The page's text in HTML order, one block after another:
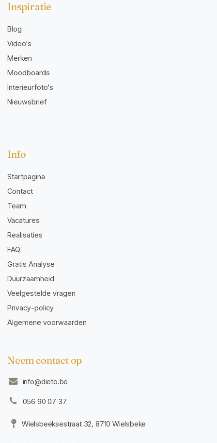
Inspiratie
Blog
Video's
Merken
Moodboards
Interieurfoto's
Nieuwsbrief
Info
Startpagina
Contact
Team
Vacatures
Realisaties
FAQ
Gratis Analyse
Duurzaamheid
Veelgestelde vragen
Privacy-policy
Algemene voorwaarden
Neem contact op
info@dieto.be
056 90 07 37
Wielsbeeksestraat 32, 8710 Wielsbeke